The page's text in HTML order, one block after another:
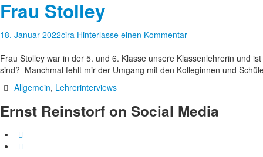
Frau Stolley
18. Januar 2022cira Hinterlasse einen Kommentar
Frau Stolley war in der 5. und 6. Klasse unsere Klassenlehrerin und
sind? Manchmal fehlt mir der Umgang mit den Kolleginnen und
Allgemein, Lehrerinterviews
Ernst Reinstorf on Social Media